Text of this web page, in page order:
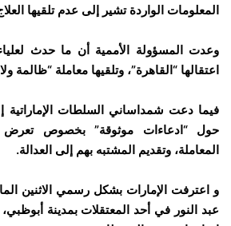
المعلومات الواردة تشير إلى عدم تلقيها
وعدت المسؤولة الأممية أن ما حدث
اعتقالها “القاهرة”، وتلقيها معاملة “ظالمة
فيما دعت شمداساني السلطات
حول “ادعاءات موثوقة” بخصوص تعرض
المعاملة، وتقديم المشتبه بهم إلى العدالة.
و اعترفت الإمارات بشكل رسمي الاثنين
عبد النور في أحد المعتقلات بمدينة